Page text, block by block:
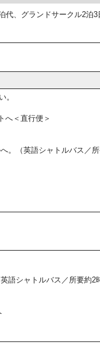
、グランドサークル2泊
。
へ＜直行便＞
。（英語シャトルバス／
語シャトルバス／所要約2